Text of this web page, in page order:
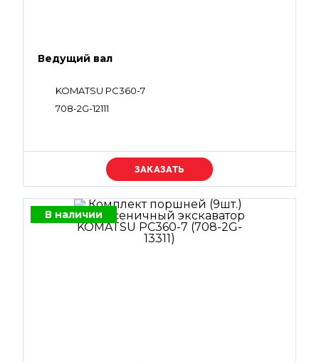
Ведущий вал
KOMATSU PC360-7
708-2G-12111
Уточняйте цену
В наличии